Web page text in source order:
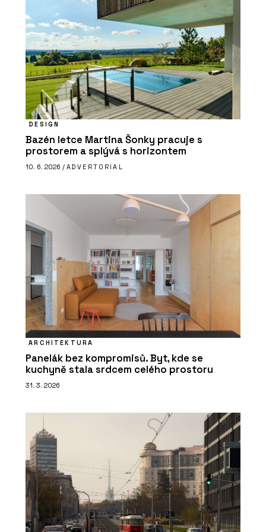
DESIGN
Bazén letce Martina Šonky pracuje s
prostorem a splývá s horizontem
10. 6. 2026 / ADVERTORIAL
ARCHITEKTURA
Panelák bez kompromisů. Byt, kde se
kuchyně stala srdcem celého prostoru
31. 3. 2026